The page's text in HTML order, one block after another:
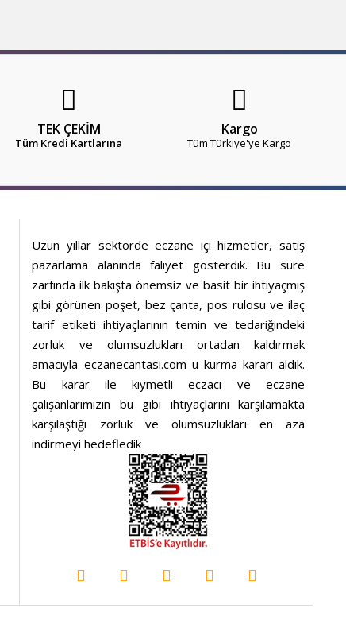
TEK ÇEKİM
Tüm Kredi Kartlarına
Kargo
Tüm Türkiye'ye Kargo
Uzun yıllar sektörde eczane içi hizmetler, satış
pazarlama alanında faliyet gösterdik. Bu süre
zarfında ilk bakışta önemsiz ve basit bir ihtiyaçmış
gibi görünen poşet, bez çanta, pos rulosu ve ilaç
tarif etiketi ihtiyaçlarının temin ve tedariğindeki
zorluk ve olumsuzlukları ortadan kaldırmak
amacıyla eczanecantasi.com u kurma kararı aldık.
Bu karar ile kıymetli eczacı ve eczane
çalışanlarımızın bu gibi ihtiyaçlarını karşılamakta
karşılaştığı zorluk ve olumsuzlukları en aza
indirmeyi hedefledik